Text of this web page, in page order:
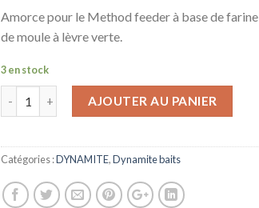
Amorce pour le Method feeder à base de farine
de moule à lèvre verte.
3 en stock
AJOUTER AU PANIER
Catégories :DYNAMITE,Dynamite baits